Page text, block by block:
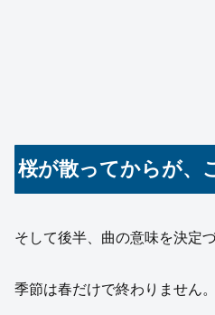
桜が散ってからが、
そして後半、曲の意味を決定
季節は春だけで終わりません。